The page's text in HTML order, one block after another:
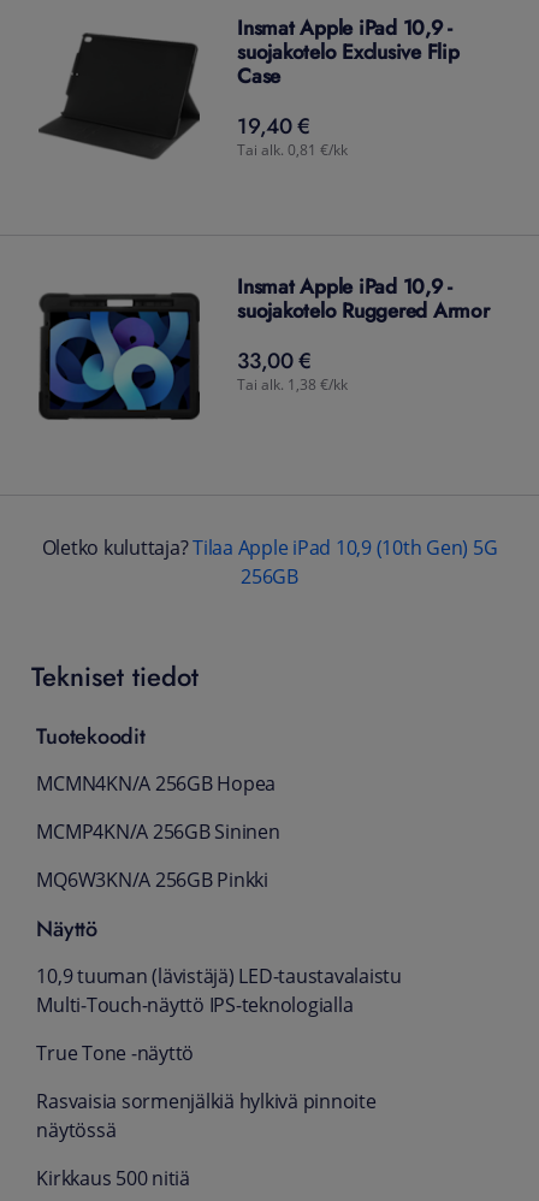
Insmat Apple iPad 10,9 -
suojakotelo Exclusive Flip
Case
19,40 €
19,40€
Tai alk. 0,81 €/kk
Insmat Apple iPad 10,9 -
suojakotelo Ruggered Armor
33,00 €
33,00€
Tai alk. 1,38 €/kk
Oletko kuluttaja?Tilaa Apple iPad 10,9 (10th Gen) 5G
256GB
Tekniset tiedot
Tuotekoodit
MCMN4KN/A 256GB Hopea
MCMP4KN/A 256GB Sininen
MQ6W3KN/A 256GB Pinkki
Näyttö
10,9 tuuman (lävistäjä) LED-taustavalaistu
Multi‑Touch-näyttö IPS-teknologialla
True Tone ‑näyttö
Rasvaisia sormenjälkiä hylkivä pinnoite
näytössä
Kirkkaus 500 nitiä